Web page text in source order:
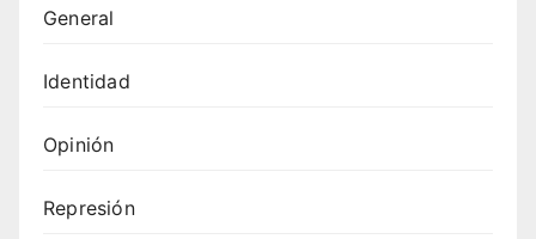
General
Identidad
Opinión
Represión